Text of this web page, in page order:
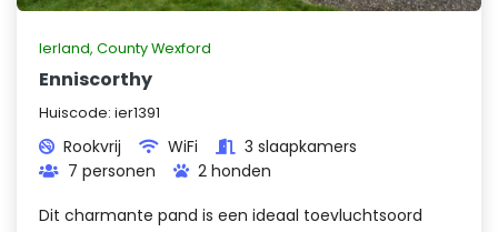
Ierland, County Wexford
Enniscorthy
Huiscode: ier1391
Rookvrij WiFi
3 slaapkamers
7 personen
2 honden
Dit charmante pand is een ideaal toevluchtsoord